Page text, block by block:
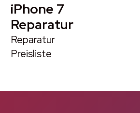
iPhone 7
Reparatur
Reparatur
Preisliste